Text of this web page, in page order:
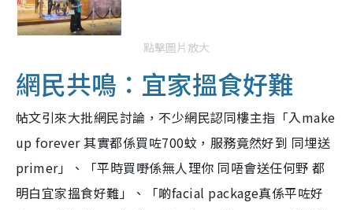
點擊圖片放大
網民共鳴：宜家搵食好難
帖文引來大批網民討論，不少網民認同樓主指「入make
up forever 其實都係買咗700蚊，服務竟然好到 同埋送
primer」、「平時買嘢係無人理你 同唔會送任何野 都
明白宜家搵食好難」、「啲facial package真係平咗好